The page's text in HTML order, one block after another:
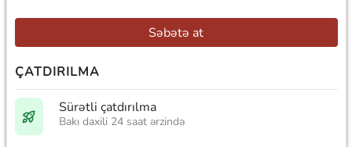
Səbətə at
ÇATDIRILMA
Sürətli çatdırılma
Bakı daxili 24 saat ərzində